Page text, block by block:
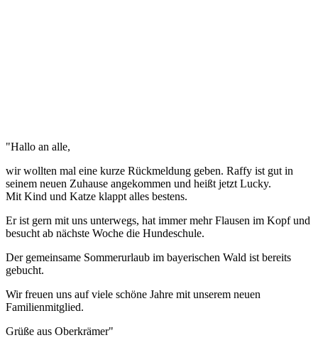
"Hallo an alle,
wir wollten mal eine kurze Rückmeldung geben. Raffy ist gut in
seinem neuen Zuhause angekommen und heißt jetzt Lucky.
Mit Kind und Katze klappt alles bestens.
Er ist gern mit uns unterwegs, hat immer mehr Flausen im Kopf und
besucht ab nächste Woche die Hundeschule.
Der gemeinsame Sommerurlaub im bayerischen Wald ist bereits
gebucht.
Wir freuen uns auf viele schöne Jahre mit unserem neuen
Familienmitglied.
Grüße aus Oberkrämer"